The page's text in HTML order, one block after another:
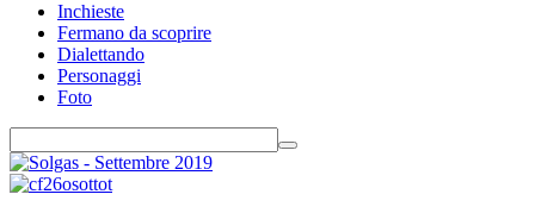
Inchieste
Fermano da scoprire
Dialettando
Personaggi
Foto